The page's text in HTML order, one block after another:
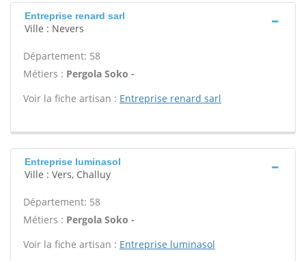
Entreprise renard sarl
Ville : Nevers
Département: 58
Métiers : Pergola Soko -
Voir la fiche artisan : Entreprise renard sarl
Entreprise luminasol
Ville : Vers, Challuy
Département: 58
Métiers : Pergola Soko -
Voir la fiche artisan : Entreprise luminasol